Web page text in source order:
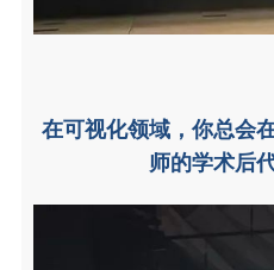
在可视化领域，你总会
师的学术后